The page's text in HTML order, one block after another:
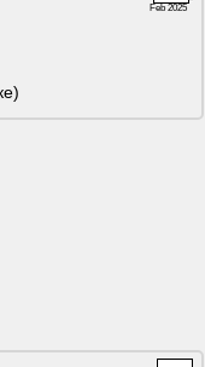
Feb 2025